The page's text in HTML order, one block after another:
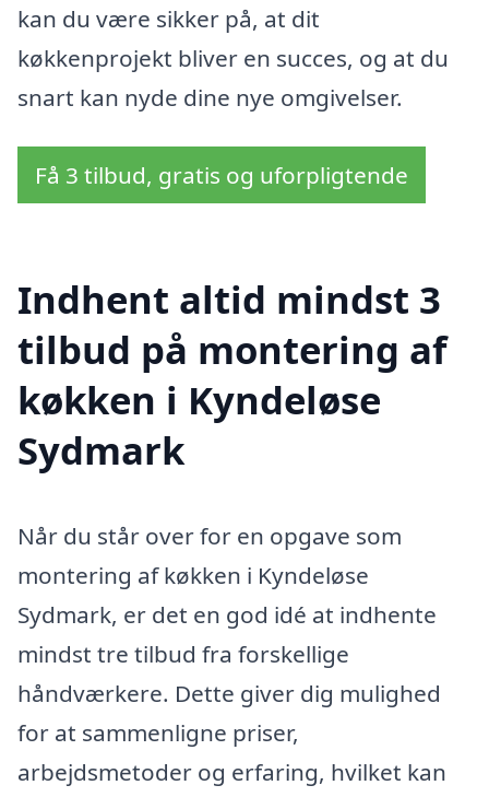
kan du være sikker på, at dit
køkkenprojekt bliver en succes, og at du
snart kan nyde dine nye omgivelser.
Få 3 tilbud, gratis og uforpligtende
Indhent altid mindst 3
tilbud på montering af
køkken i Kyndeløse
Sydmark
Når du står over for en opgave som
montering af køkken i Kyndeløse
Sydmark, er det en god idé at indhente
mindst tre tilbud fra forskellige
håndværkere. Dette giver dig mulighed
for at sammenligne priser,
arbejdsmetoder og erfaring, hvilket kan